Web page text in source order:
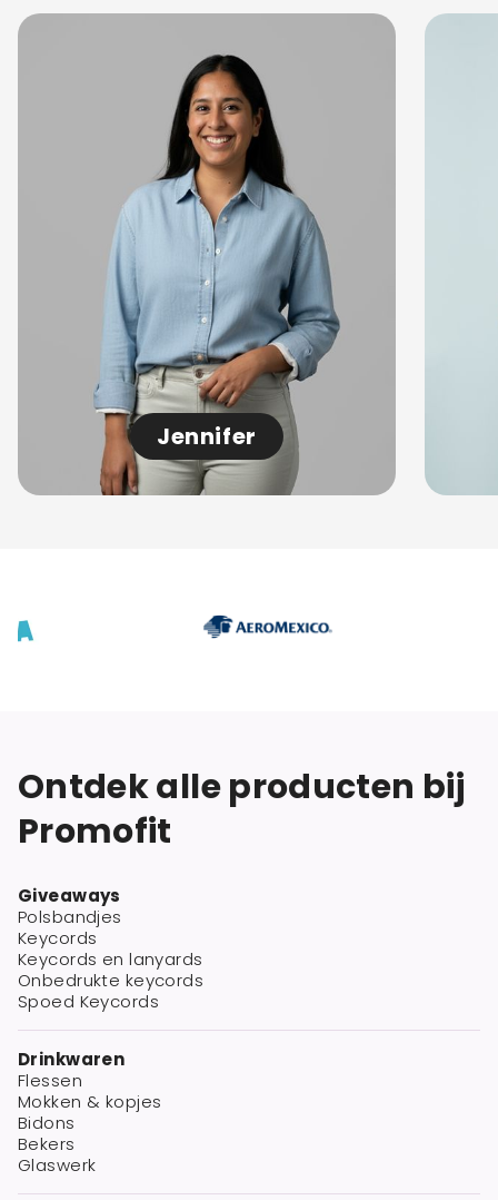
Jennifer
Ontdek alle producten bij
Promofit
Giveaways
Polsbandjes
Keycords
Keycords en lanyards
Onbedrukte keycords
Spoed Keycords
Drinkwaren
Flessen
Mokken & kopjes
Bidons
Bekers
Glaswerk